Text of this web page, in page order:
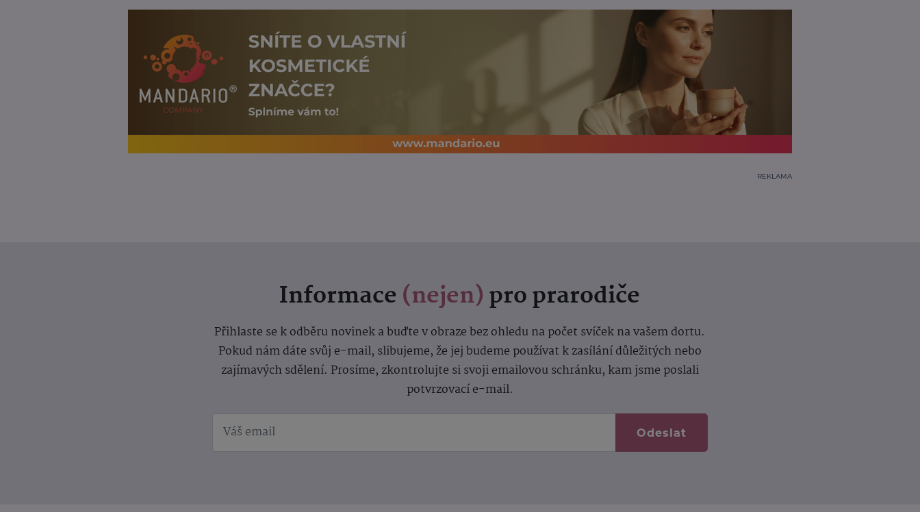
REKLAMA
Informace (nejen)pro prarodiče
Přihlaste se k odběru novinek a buďte v obraze bez ohledu na počet svíček na vašem dortu.
Pokud nám dáte svůj e-mail, slibujeme, že jej budeme používat k zasílání důležitých nebo
zajímavých sdělení. Prosíme, zkontrolujte si svoji emailovou schránku, kam jsme poslali
potvrzovací e-mail.
Odeslat